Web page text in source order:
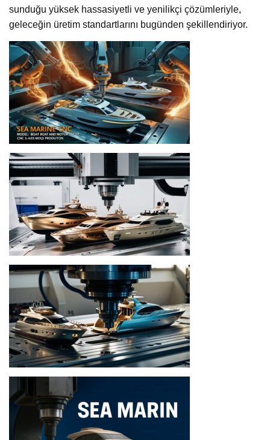
sunduğu yüksek hassasiyetli ve yenilikçi çözümleriyle,
geleceğin üretim standartlarını bugünden şekillendiriyor.